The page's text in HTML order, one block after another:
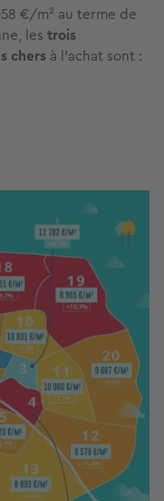
€/m² au terme de
les trois
chers à l’achat sont :